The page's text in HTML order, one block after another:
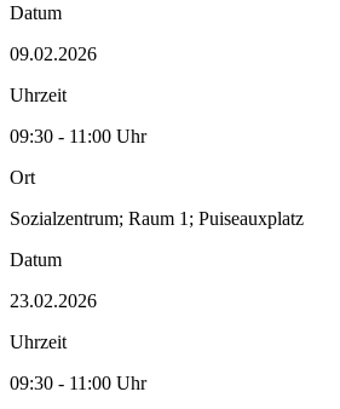
Datum
09.02.2026
Uhrzeit
09:30 - 11:00 Uhr
Ort
Sozialzentrum; Raum 1; Puiseauxplatz
Datum
23.02.2026
Uhrzeit
09:30 - 11:00 Uhr